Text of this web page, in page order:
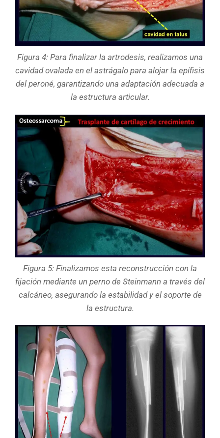
Figura 4: Para finalizar la artrodesis, realizamos una
cavidad ovalada en el astrágalo para alojar la epífisis
del peroné, garantizando una adaptación adecuada a
la estructura articular.
Figura 5: Finalizamos esta reconstrucción con la
fijación mediante un perno de Steinmann a través del
calcáneo, asegurando la estabilidad y el soporte de
la estructura.